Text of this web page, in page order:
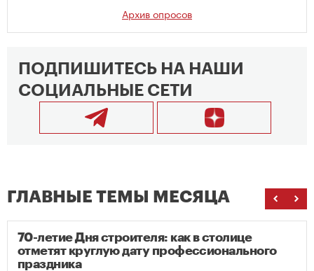
Архив опросов
ПОДПИШИТЕСЬ НА НАШИ
СОЦИАЛЬНЫЕ СЕТИ
ГЛАВНЫЕ ТЕМЫ МЕСЯЦА
70-летие Дня строителя: как в столице
отметят круглую дату профессионального
праздника